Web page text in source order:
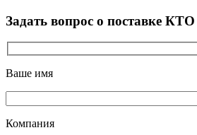
Задать вопрос о поставке КТО
Ваше имя
Компания